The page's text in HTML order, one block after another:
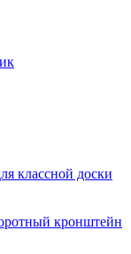
классной доски
кронштейн